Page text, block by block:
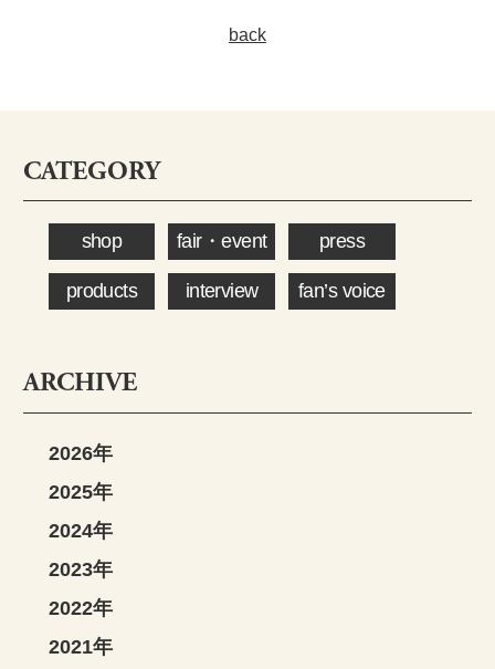
back
CATEGORY
shop fair・event press
products interview fan’s voice
ARCHIVE
2026年
2025年
2024年
2023年
2022年
2021年